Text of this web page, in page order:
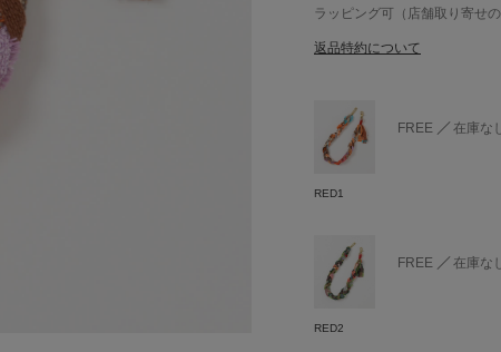
ラッピング可（店舗取り寄せの
返品特約について
RED1
FREE 在庫な
RED2
FREE 在庫な